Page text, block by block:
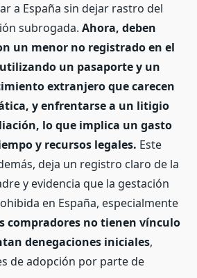
a España sin dejar rastro del
subrogada. Ahora, deben
un menor no registrado en el
un pasaporte y un
extranjero que carecen
y enfrentarse a un litigio
lo que implica un gasto
y recursos legales. Este
deja un registro claro de la
y evidencia que la gestación
en España, especialmente
compradores no tienen vínculo
denegaciones iniciales,
de adopción por parte de